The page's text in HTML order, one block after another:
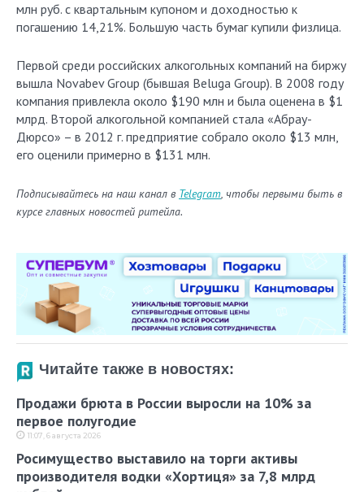
млн руб. с квартальным купоном и доходностью к
погашению 14,21%. Большую часть бумаг купили физлица.
Первой среди российских алкогольных компаний на биржу
вышла Novabev Group (бывшая Beluga Group). В 2008 году
компания привлекла около $190 млн и была оценена в $1
млрд. Второй алкогольной компанией стала «Абрау-
Дюрсо» – в 2012 г. предприятие собрало около $13 млн,
его оценили примерно в $131 млн.
Подписывайтесь на наш канал в Telegram, чтобы первыми быть в
курсе главных новостей ритейла.
Читайте также в новостях:
Продажи брюта в России выросли на 10% за
первое полугодие
11:07, 6 августа 2026
Росимущество выставило на торги активы
производителя водки «Хортиця» за 7,8 млрд